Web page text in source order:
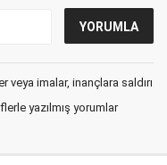
imalar, inançlara saldırı
yazılmış yorumlar